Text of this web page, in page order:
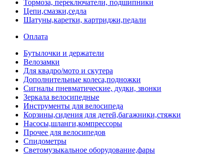
Тормоза, переключатели, подшипники
Цепи,смазки,седла
Шатуны,каретки, картриджи,педали
Оплата
Бутылочки и держатели
Велозамки
Для квадро/мото и скутера
Дополнительные колеса,подножки
Сигналы пневматические, дудки, звонки
Зеркала велосипедные
Инструменты для велосипеда
Корзины,сидения для детей,багажники,стяжки
Насосы,шланги,компрессоры
Прочее для велосипедов
Спидометры
Светомузыкальное оборудование,фары